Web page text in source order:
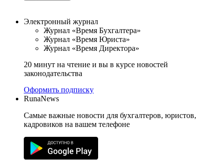
Электронный журнал
Журнал «Время Бухгалтера»
Журнал «Время Юриста»
Журнал «Время Директора»
20 минут на чтение и вы в курсе новостей
законодательства
Оформить подписку
RunaNews
Самые важные новости для бухгалтеров, юристов,
кадровиков на вашем телефоне